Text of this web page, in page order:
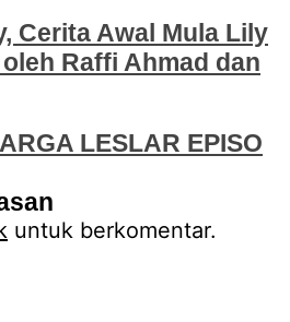
Cerita Awal Mula Lily
Raffi Ahmad dan
LESLAR EPISO
untuk berkomentar.